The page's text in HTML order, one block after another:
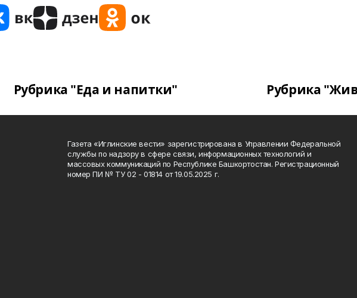
Рубрика "Еда и напитки" Рубрика
Газета «Иглинские вести» зарегистрирована в Управлении Федеральной
службы по надзору в сфере связи, информационных технологий и
массовых коммуникаций по Республике Башкортостан. Регистрационный
номер ПИ № ТУ 02 - 01814 от 19.05.2025 г.